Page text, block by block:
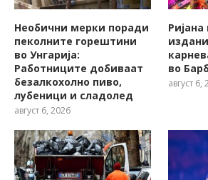
Необични мерки поради
пеколните горештини
во Унгарија:
Работниците добиваат
безалкохолно пиво,
лубеници и сладолед
август 6, 2026
во
август 6,